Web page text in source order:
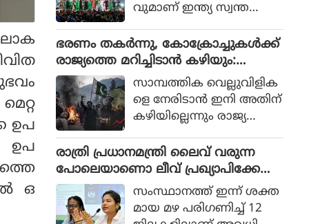
ഉപ
ഉപ
ഒ
വുമാണ് ഇന്ത്യ സ്വന്ത
ഭരണം തകര്‍ന്നു, കോക്രോച്ചുകള്‍ക്ക്
രാജ്യത്തെ മറിച്ചിടാന്‍ കഴിയും:
പാകിസ്ഥാന്‍ ആഭ്യന്തര മന്ത്രി
മൊഹ്സിന്‍ നഖ്വി
സാമ്പത്തിക വെല്ലുവിളിക
ളെ നേരിടാന്‍ ഇനി അതിന്
കഴിയില്ലെന്നും രാജ്യത്തെ
മൊഹ്സിന്‍ നഖ്വി
വ്യാഴാഴ്ച പറഞ്ഞു. കര
സേനാ മേധാവി ഫീല്‍ഡ്
മാര്‍ഷല്‍ സയ്യിദ് അസിം
മുനീറിന്റെ അടുത്ത
രാത്രി പ്രധാനമന്ത്രി ലൈവ് വരുന്ന
പോലെയാണൊ ലീവ് പ്രഖ്യാപിക്കേണ്ട
ത്, എറണാകുളം ജില്ലാ കളക്ടർ
ക്കെതിരെ വിമർശനം
സംസ്ഥാനത്ത് ഇന്ന് ശക്ത
മായ മഴ പരിഗണിച്ച് 12